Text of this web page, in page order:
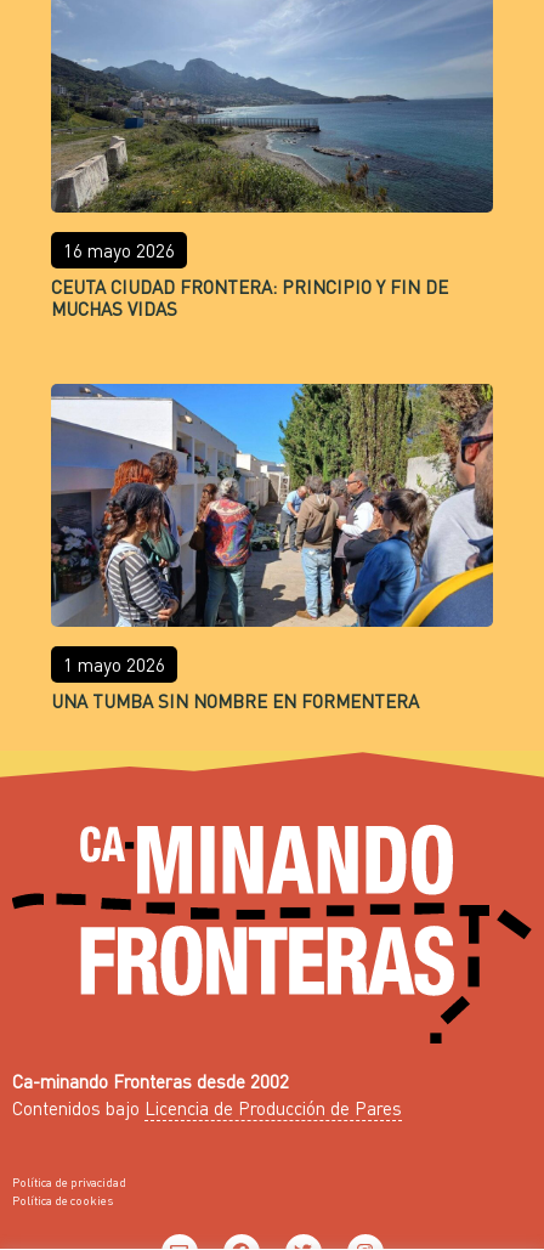
16 mayo 2026
CEUTA CIUDAD FRONTERA: PRINCIPIO Y FIN DE
MUCHAS VIDAS
1 mayo 2026
UNA TUMBA SIN NOMBRE EN FORMENTERA
Ca-minando Fronteras desde 2002
Contenidos bajo Licencia de Producción de Pares
Política de privacidad
Política de cookies